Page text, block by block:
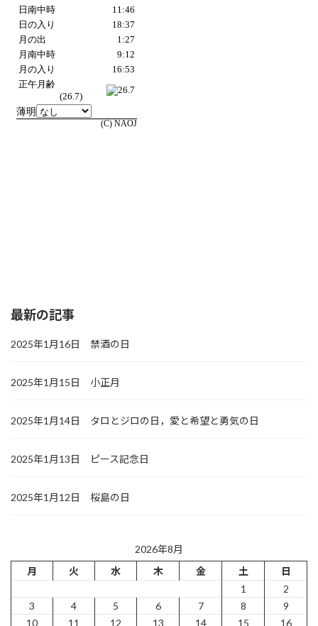
最新の記事
2025年1月16日 禁酒の日
2025年1月15日 小正月
2025年1月14日 タロとジロの日，愛と希望と勇気の日
2025年1月13日 ピース記念日
2025年1月12日 桜島の日
2026年8月
月
火 水 木 金 土
日
1
2
3
4 5 6 7 8
9
10
11 12 13 14 15 16